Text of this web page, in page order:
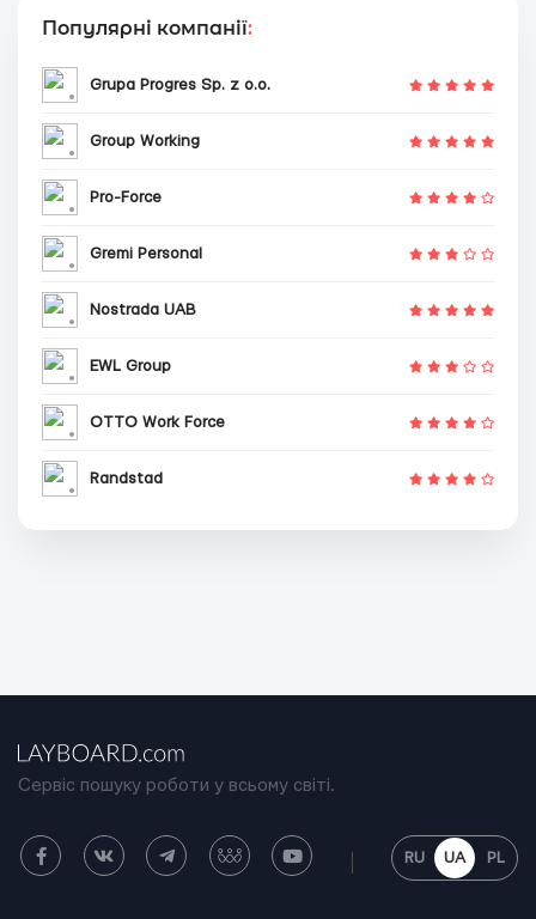
Популярні компанії:
Grupa Progres Sp. z o.o.
Group Working
Pro-Force
Gremi Personal
Nostrada UAB
EWL Group
OTTO Work Force
Randstad
Сервіс пошуку роботи у всьому світі.
RU UA PL